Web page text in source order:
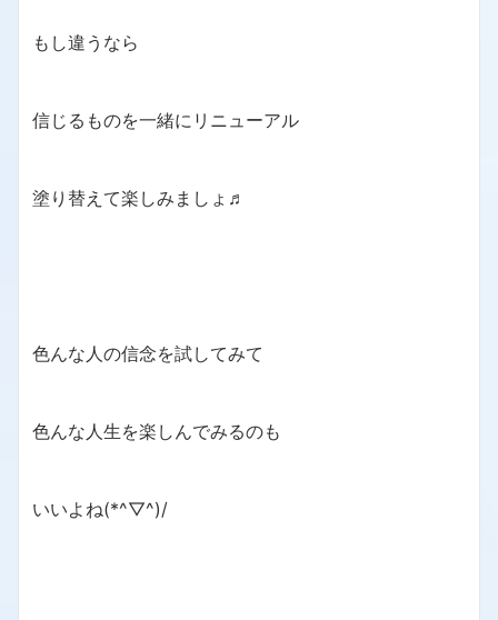
もし違うなら
信じるものを一緒にリニューアル
塗り替えて楽しみましょ♬
色んな人の信念を試してみて
色んな人生を楽しんでみるのも
いいよね(*^▽^)/